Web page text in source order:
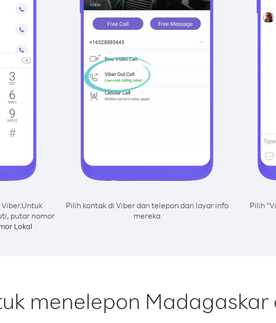
Untuk
putar nomor
Lokal
Pilih kontak di Viber dan telepon dari layar info
mereka
Pilih
menelepon Madagaskar